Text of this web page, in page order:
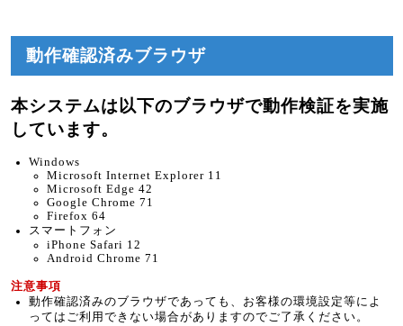
動作確認済みブラウザ
本システムは以下のブラウザで動作検証を実施
しています。
Windows
Microsoft Internet Explorer 11
Microsoft Edge 42
Google Chrome 71
Firefox 64
スマートフォン
iPhone Safari 12
Android Chrome 71
注意事項
動作確認済みのブラウザであっても、お客様の環境設定等によ
ってはご利用できない場合がありますのでご了承ください。